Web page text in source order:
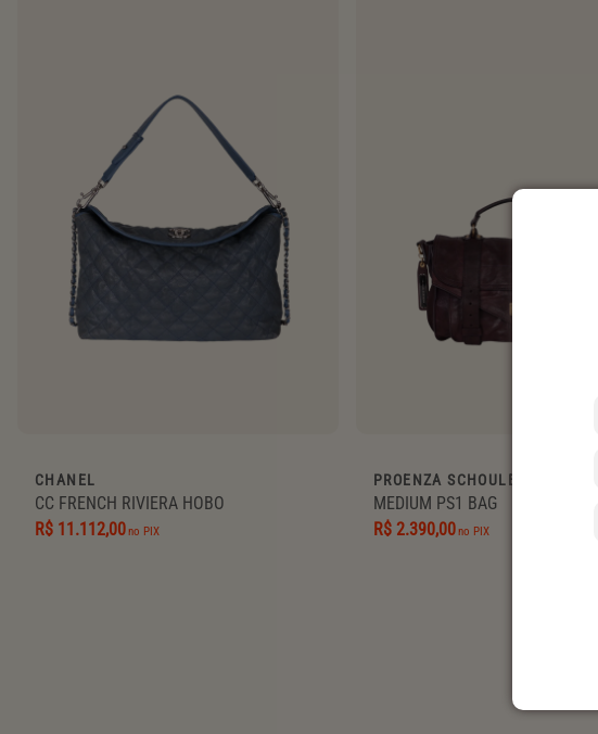
CHANEL
CC FRENCH RIVIERA HOBO
R$ 11.112,00no PIX
PROENZA SCHOULER
MEDIUM PS1 BAG
R$ 2.390,00no PIX